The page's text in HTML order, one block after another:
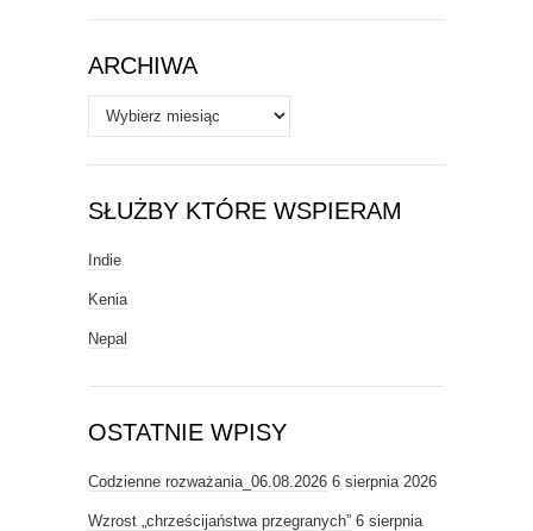
Tematy
ARCHIWA
Archiwa
SŁUŻBY KTÓRE WSPIERAM
Indie
Kenia
Nepal
OSTATNIE WPISY
Codzienne rozważania_06.08.2026 6 sierpnia 2026
Wzrost „chrześcijaństwa przegranych” 6 sierpnia